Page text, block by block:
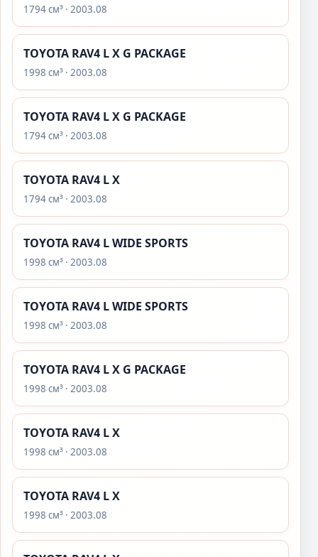
1794 см³ · 2003.08
TOYOTA RAV4 L X G PACKAGE
1998 см³ · 2003.08
TOYOTA RAV4 L X G PACKAGE
1794 см³ · 2003.08
TOYOTA RAV4 L X
1794 см³ · 2003.08
TOYOTA RAV4 L WIDE SPORTS
1998 см³ · 2003.08
TOYOTA RAV4 L WIDE SPORTS
1998 см³ · 2003.08
TOYOTA RAV4 L X G PACKAGE
1998 см³ · 2003.08
TOYOTA RAV4 L X
1998 см³ · 2003.08
TOYOTA RAV4 L X
1998 см³ · 2003.08